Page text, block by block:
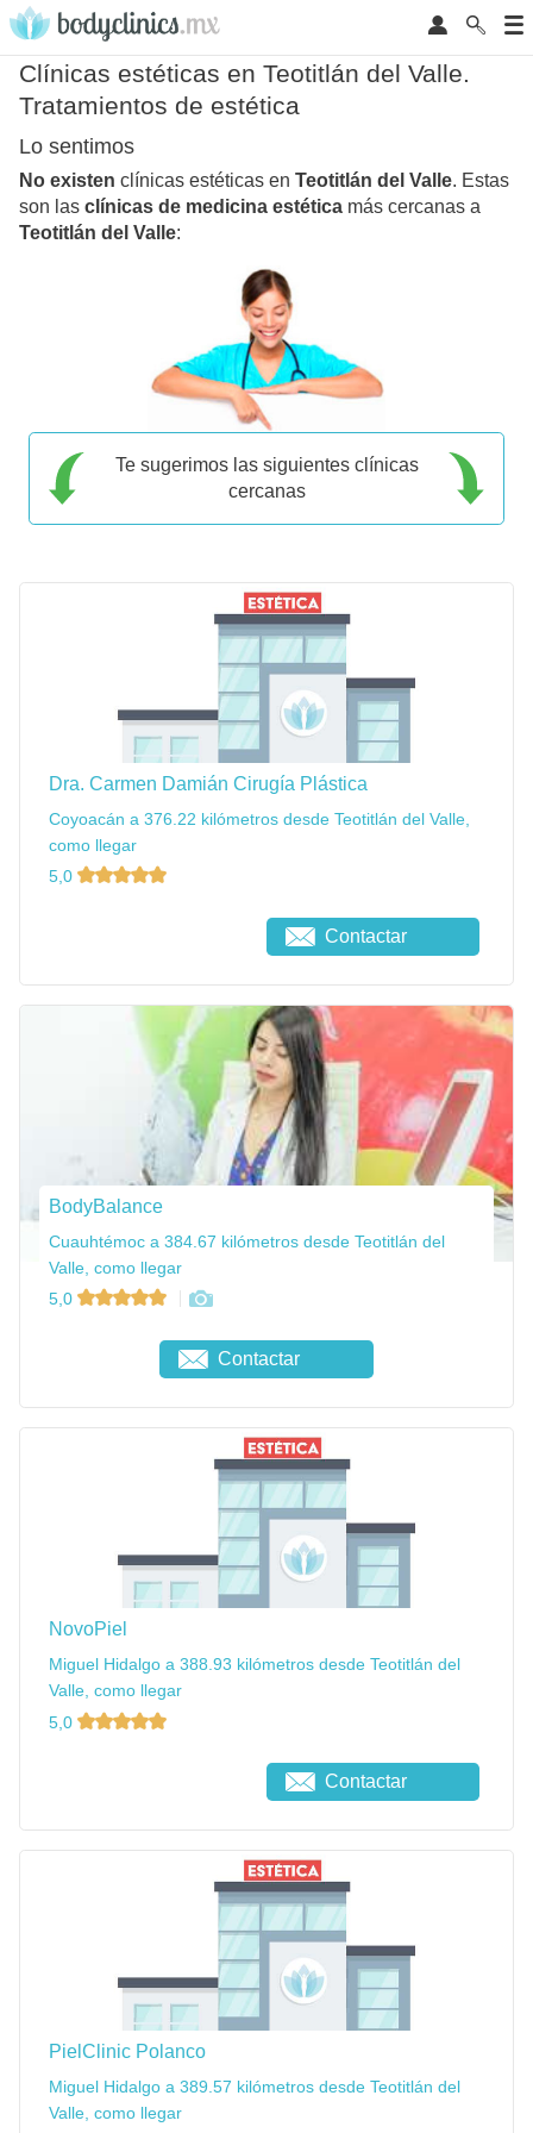
Clínicas estéticas en Teotitlán del Valle.
Tratamientos de estética
Lo sentimos
No existen clínicas estéticas en Teotitlán del Valle. Estas
son las clínicas de medicina estética más cercanas a
Teotitlán del Valle:
Te sugerimos las siguientes clínicas
cercanas
Dra. Carmen Damián Cirugía Plástica
Coyoacán a 376.22 kilómetros desde Teotitlán del Valle,
como llegar
5,0
Contactar
BodyBalance
Cuauhtémoc a 384.67 kilómetros desde Teotitlán del
Valle, como llegar
5,0
Contactar
NovoPiel
Miguel Hidalgo a 388.93 kilómetros desde Teotitlán del
Valle, como llegar
5,0
Contactar
PielClinic Polanco
Miguel Hidalgo a 389.57 kilómetros desde Teotitlán del
Valle, como llegar